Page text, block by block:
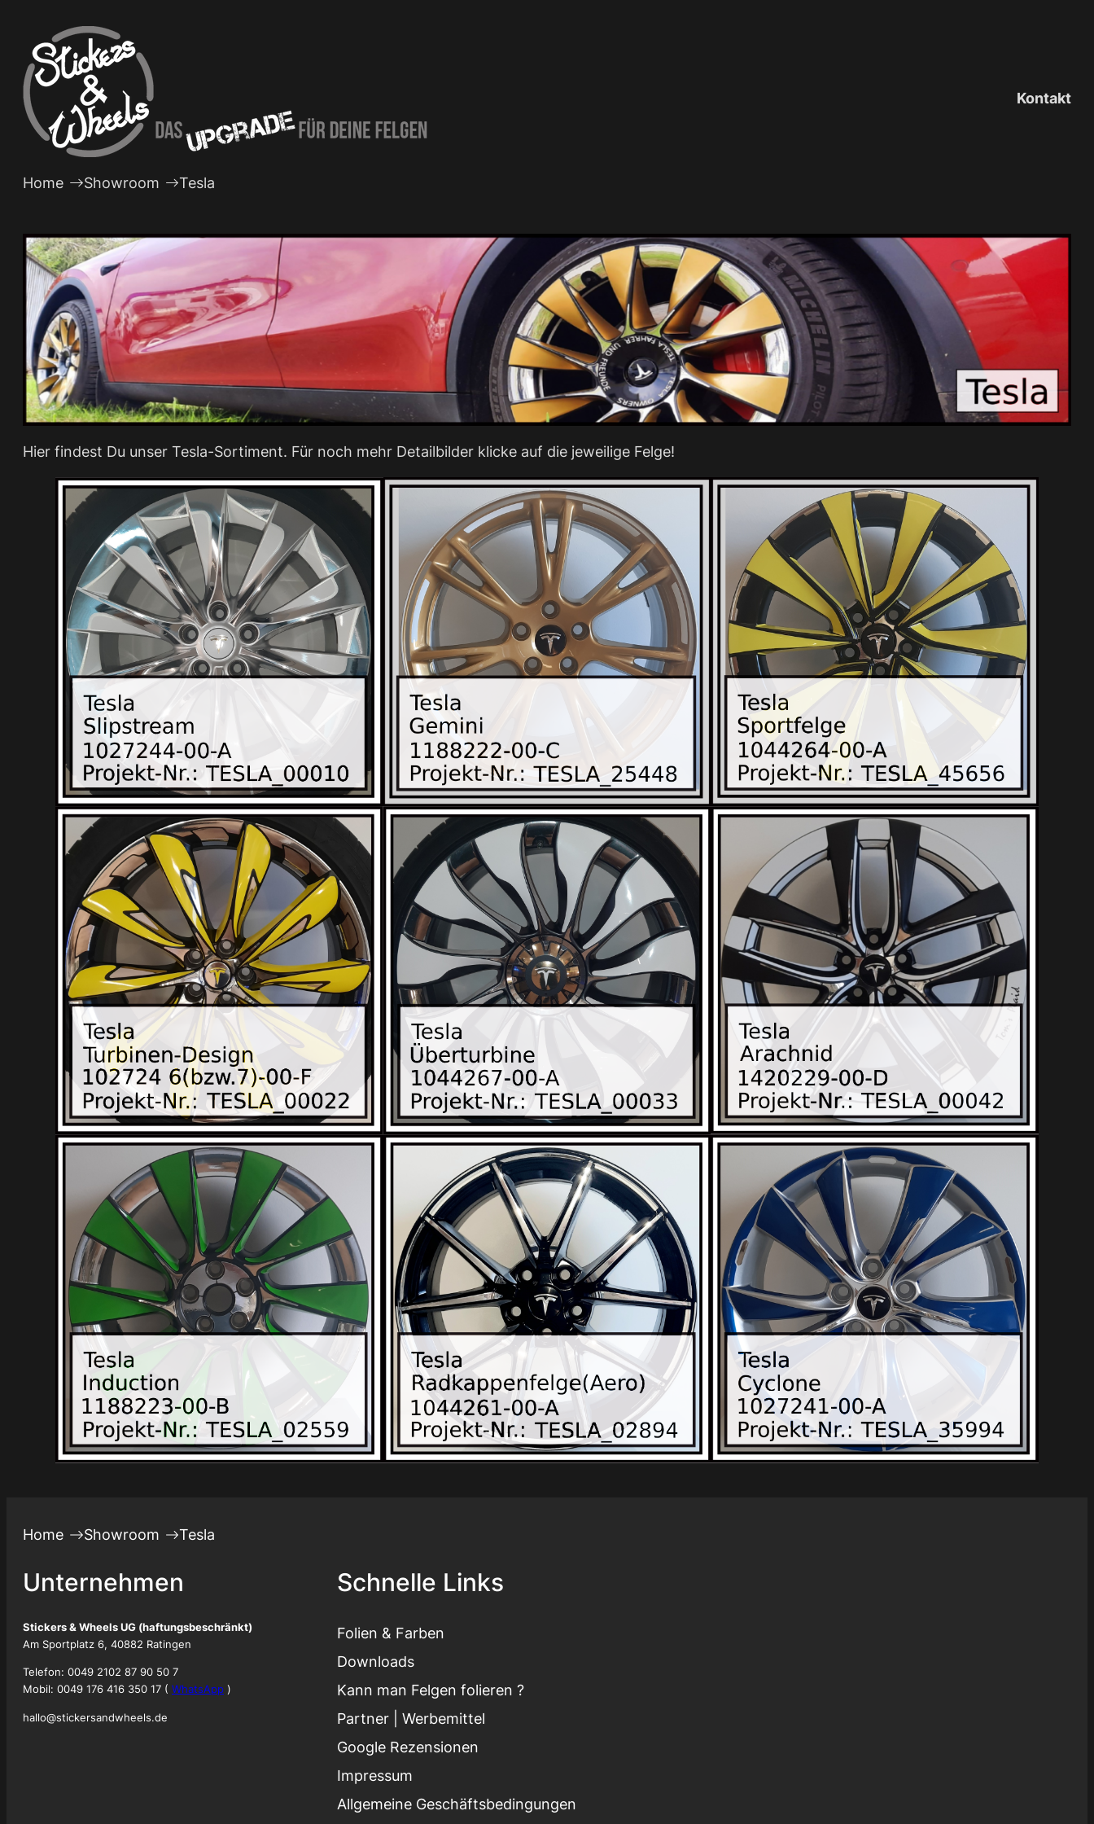
Inhalt
springen
Kontakt
Home Showroom Tesla
Hier findest Du unser Tesla-Sortiment. Für noch mehr Detailbilder klicke auf die jeweilige Felge!
Home Showroom Tesla
Unternehmen
Stickers & Wheels UG (haftungsbeschränkt)
Am Sportplatz 6, 40882 Ratingen
Telefon: 0049 2102 87 90 50 7
Mobil: 0049 176 416 350 17 ( WhatsApp )
hallo@stickersandwheels.de
Schnelle Links
Folien & Farben
Downloads
Kann man Felgen folieren ?
Partner |Werbemittel
Google Rezensionen
Impressum
Allgemeine Geschäftsbedingungen